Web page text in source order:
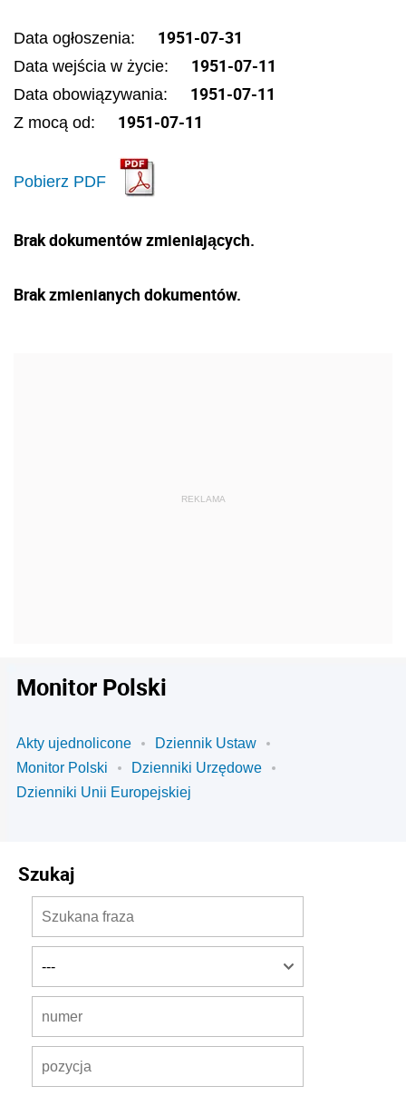
Data ogłoszenia: 1951-07-31
Data wejścia w życie: 1951-07-11
Data obowiązywania: 1951-07-11
Z mocą od: 1951-07-11
Pobierz PDF
Brak dokumentów zmieniających.
Brak zmienianych dokumentów.
Monitor Polski
Akty ujednolicone
Dziennik Ustaw
Monitor Polski
Dzienniki Urzędowe
Dzienniki Unii Europejskiej
Szukaj